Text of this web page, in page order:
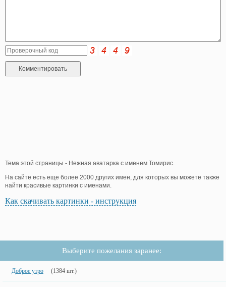
Тема этой страницы - Нежная аватарка с именем Томирис.
На сайте есть еще более 2000 других имен, для которых вы можете также
найти красивые картинки с именами.
Как скачивать картинки - инструкция
Выберите пожелания заранее:
Доброе утро (1384 шт.)